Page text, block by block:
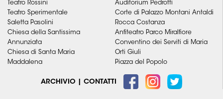
Teatro Rossini
Teatro Sperimentale
Saletta Pasolini
Chiesa della Santissima
Annunziata
Chiesa di Santa Maria
Maddalena
Auditorium Pedrotti
Corte di Palazzo Montani Antaldi
Rocca Costanza
Anfiteatro Parco Miralfiore
Conventino dei Serviti di Maria
Orti Giuli
Piazza del Popolo
ARCHIVIO CONTATTI